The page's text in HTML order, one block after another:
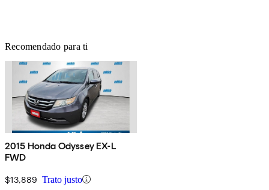
Recomendado para ti
2015 Honda Odyssey EX-L
FWD
$13,889 Trato justo